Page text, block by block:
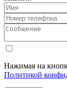
Нажимая на
Политикой